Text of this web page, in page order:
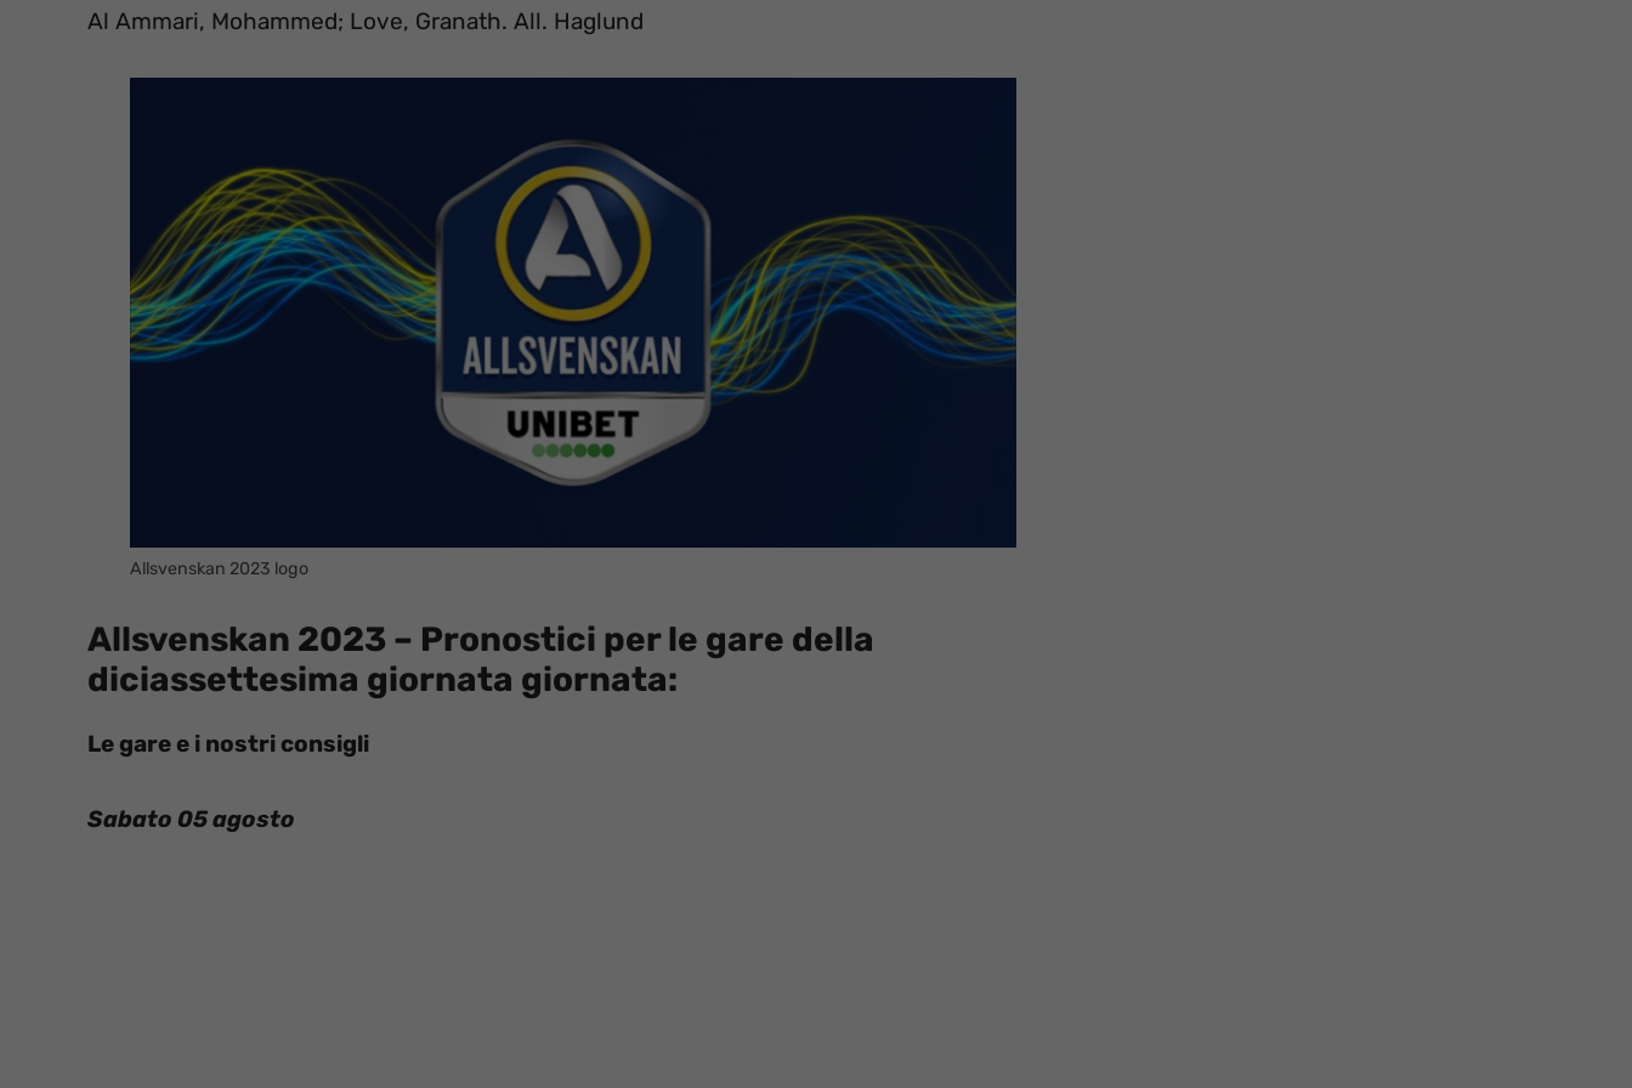
Al Ammari, Mohammed; Love, Granath. All. Haglund
Allsvenskan 2023 logo
Allsvenskan 2023 – Pronostici per le gare della
diciassettesima giornata giornata:
Le gare e i nostri consigli
Sabato 05 agosto